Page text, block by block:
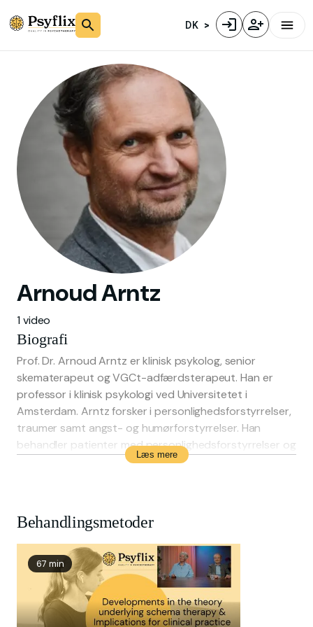
DK
ArnoudArntz
1 video
Biografi
Prof. Dr. Arnoud Arntz er klinisk psykolog, senior
skematerapeut og VGCt-adfærdsterapeut. Han er
professor i klinisk psykologi ved Universitetet i
Amsterdam. Arntz forsker i personlighedsforstyrrelser,
traumer samt angst- og humørforstyrrelser. Han
behandler patienter med personlighedsforstyrrelser og
personer med svære traumer. Han har skrevet flere
Læs mere
Behandlingsmetoder
67 min